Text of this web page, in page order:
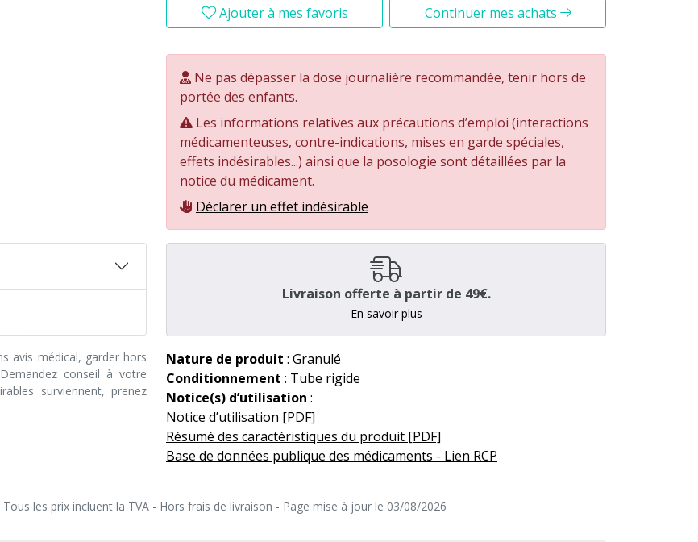
Ajouter à mes favoris Continuer mes achats
Ne pas dépasser la dose journalière recommandée, tenir hors de
portée des enfants.
Les informations relatives aux précautions d’emploi (interactions
médicamenteuses, contre-indications, mises en garde spéciales,
effets indésirables...) ainsi que la posologie sont détaillées par la
notice du médicament.
Déclarer un effet indésirable
avis médical, garder hors
conseil à votre
surviennent, prenez
Livraison offerte à partir de 49€.
En savoir plus
Nature de produit : Granulé
Conditionnement : Tube rigide
Notice(s) d’utilisation :
Notice d’utilisation [PDF]
Résumé des caractéristiques du produit [PDF]
Base de données publique des médicaments - Lien RCP
les prix incluent la TVA - Hors frais de livraison - Page mise à jour le 03/08/2026